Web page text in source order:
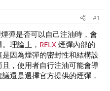
#1
彈是否可以自己注油時，會
理論上， RELX 煙彈內部的
因為煙彈的密封性和結構設
，使用者自行注油可能會導
還是選擇官方提供的煙彈，